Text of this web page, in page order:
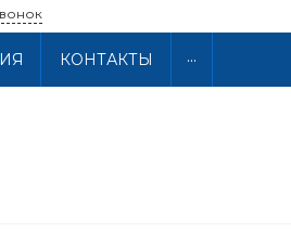
КОНТАКТЫ ...